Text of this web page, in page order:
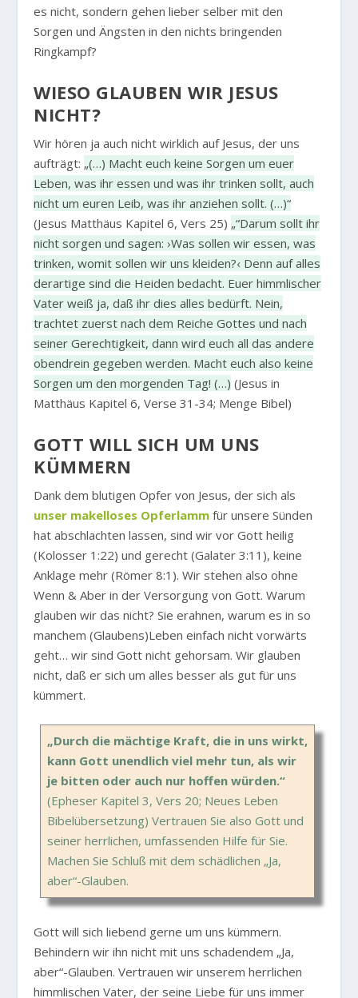
es nicht, sondern gehen lieber selber mit den
Sorgen und Ängsten in den nichts bringenden
Ringkampf?
WIESO GLAUBEN WIR JESUS
NICHT?
Wir hören ja auch nicht wirklich auf Jesus, der uns
aufträgt: „(…) Macht euch keine Sorgen um euer
Leben, was ihr essen und was ihr trinken sollt, auch
nicht um euren Leib, was ihr anziehen sollt. (…)“
(Jesus Matthäus Kapitel 6, Vers 25) „“Darum sollt ihr
nicht sorgen und sagen: ›Was sollen wir essen, was
trinken, womit sollen wir uns kleiden?‹ Denn auf alles
derartige sind die Heiden bedacht. Euer himmlischer
Vater weiß ja, daß ihr dies alles bedürft. Nein,
trachtet zuerst nach dem Reiche Gottes und nach
seiner Gerechtigkeit, dann wird euch all das andere
obendrein gegeben werden. Macht euch also keine
Sorgen um den morgenden Tag! (…) (Jesus in
Matthäus Kapitel 6, Verse 31-34; Menge Bibel)
GOTT WILL SICH UM UNS
KÜMMERN
Dank dem blutigen Opfer von Jesus, der sich als
unser makelloses Opferlamm für unsere Sünden
hat abschlachten lassen, sind wir vor Gott heilig
(Kolosser 1:22) und gerecht (Galater 3:11), keine
Anklage mehr (Römer 8:1). Wir stehen also ohne
Wenn & Aber in der Versorgung von Gott. Warum
glauben wir das nicht? Sie erahnen, warum es in so
manchem (Glaubens)Leben einfach nicht vorwärts
geht… wir sind Gott nicht gehorsam. Wir glauben
nicht, daß er sich um alles besser als gut für uns
kümmert.
„Durch die mächtige Kraft, die in uns wirkt,
kann Gott unendlich viel mehr tun, als wir
je bitten oder auch nur hoffen würden.“
(Epheser Kapitel 3, Vers 20; Neues Leben
Bibelübersetzung) Vertrauen Sie also Gott und
seiner herrlichen, umfassenden Hilfe für Sie.
Machen Sie Schluß mit dem schädlichen „Ja,
aber“-Glauben.
Gott will sich liebend gerne um uns kümmern.
Behindern wir ihn nicht mit uns schadendem „Ja,
aber“-Glauben. Vertrauen wir unserem herrlichen
himmlischen Vater, der seine Liebe für uns immer